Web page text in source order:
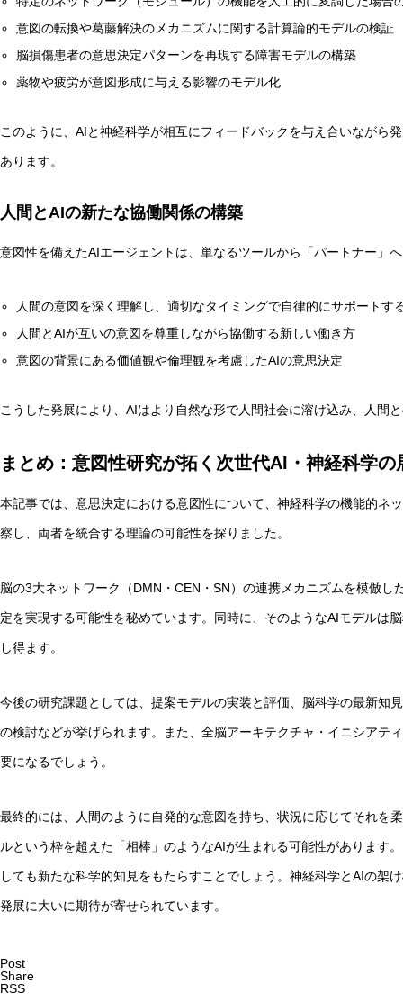
意図の転換や葛藤解決のメカニズムに関する計算論的モデルの検証
脳損傷患者の意思決定パターンを再現する障害モデルの構築
薬物や疲労が意図形成に与える影響のモデル化
このように、AIと神経科学が相互にフィードバックを与え合いながら
あります。
人間とAIの新たな協働関係の構築
意図性を備えたAIエージェントは、単なるツールから「パートナー」
人間の意図を深く理解し、適切なタイミングで自律的にサポートす
人間とAIが互いの意図を尊重しながら協働する新しい働き方
意図の背景にある価値観や倫理観を考慮したAIの意思決定
こうした発展により、AIはより自然な形で人間社会に溶け込み、人間
まとめ：意図性研究が拓く次世代AI・神経科学の
本記事では、意思決定における意図性について、神経科学の機能的ネ
察し、両者を統合する理論の可能性を探りました。
脳の3大ネットワーク（DMN・CEN・SN）の連携メカニズムを模倣
定を実現する可能性を秘めています。同時に、そのようなAIモデルは
し得ます。
今後の研究課題としては、提案モデルの実装と評価、脳科学の最新知
の検討などが挙げられます。また、全脳アーキテクチャ・イニシアテ
要になるでしょう。
最終的には、人間のように自発的な意図を持ち、状況に応じてそれを
ルという枠を超えた「相棒」のようなAIが生まれる可能性があります
しても新たな科学的知見をもたらすことでしょう。神経科学とAIの架
発展に大いに期待が寄せられています。
Post
Share
RSS